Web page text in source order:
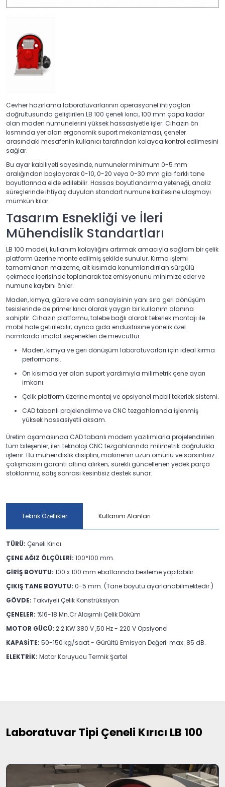
Cevher hazırlama laboratuvarlarının operasyonel ihtiyaçları
doğrultusunda geliştirilen LB 100 çeneli kırıcı, 100 mm çapa kadar
olan maden numunelerini yüksek hassasiyetle işler. Cihazın ön
kısmında yer alan ergonomik suport mekanizması, çeneler
arasındaki mesafenin kullanıcı tarafından kolayca kontrol edilmesini
sağlar.
Bu ayar kabiliyeti sayesinde, numuneler minimum 0-5 mm
aralığından başlayarak 0-10, 0-20 veya 0-30 mm gibi farklı tane
boyutlarında elde edilebilir. Hassas boyutlandırma yeteneği, analiz
süreçlerinde ihtiyaç duyulan standart numune kalitesine ulaşmayı
mümkün kılar.
Tasarım Esnekliği ve İleri
Mühendislik Standartları
LB 100 modeli, kullanım kolaylığını artırmak amacıyla sağlam bir çelik
platform üzerine monte edilmiş şekilde sunulur. Kırma işlemi
tamamlanan malzeme, alt kısımda konumlandırılan sürgülü
çekmece içerisinde toplanarak toz emisyonunu minimize eder ve
numune kaybını önler.
Maden, kimya, gübre ve cam sanayisinin yanı sıra geri dönüşüm
tesislerinde de primer kırıcı olarak yaygın bir kullanım alanına
sahiptir. Cihazın platformu, talebe bağlı olarak tekerlek montajı ile
mobil hale getirilebilir; ayrıca gıda endüstrisine yönelik özel
normlarda imalat seçenekleri de mevcuttur.
Maden, kimya ve geri dönüşüm laboratuvarları için ideal kırma
performansı.
Ön kısımda yer alan suport yardımıyla milimetrik çene ayarı
imkanı.
Çelik platform üzerine montaj ve opsiyonel mobil tekerlek sistemi.
CAD tabanlı projelendirme ve CNC tezgahlarında işlenmiş
yüksek hassasiyetli aksam.
Üretim aşamasında CAD tabanlı modern yazılımlarla projelendirilen
tüm bileşenler, ileri teknoloji CNC tezgahlarında milimetrik doğrulukla
işlenir. Bu mühendislik disiplini, makinenin uzun ömürlü ve sarsıntısız
çalışmasını garanti altına alırken; sürekli güncellenen yedek parça
stoklarımız, satış sonrası kesintisiz destek sunar.
Teknik Özellikler Kullanım Alanları
TÜRÜ: Çeneli Kırıcı
ÇENE AĞIZ ÖLÇÜLERİ: 100*100 mm.
GİRİŞ BOYUTU: 100 x 100 mm.ebatlarında besleme yapılabilir.
ÇIKIŞ TANE BOYUTU: 0-5 mm. (Tane boyutu ayarlanabilmektedir.)
GÖVDE: Takviyeli Çelik Konstrüksiyon
ÇENELER: %16-18 Mn.Cr Alaşımlı Çelik Döküm
MOTOR GÜCÜ: 2.2 KW 380 V ,50 Hz - 220 V Opsiyonel
KAPASİTE: 50-150 kg/saat - Gürültü Emisyon Değeri: max. 85 dB.
ELEKTRİK: Motor Koruyucu Termik Şartel
Laboratuvar Tipi Çeneli Kırıcı LB 100